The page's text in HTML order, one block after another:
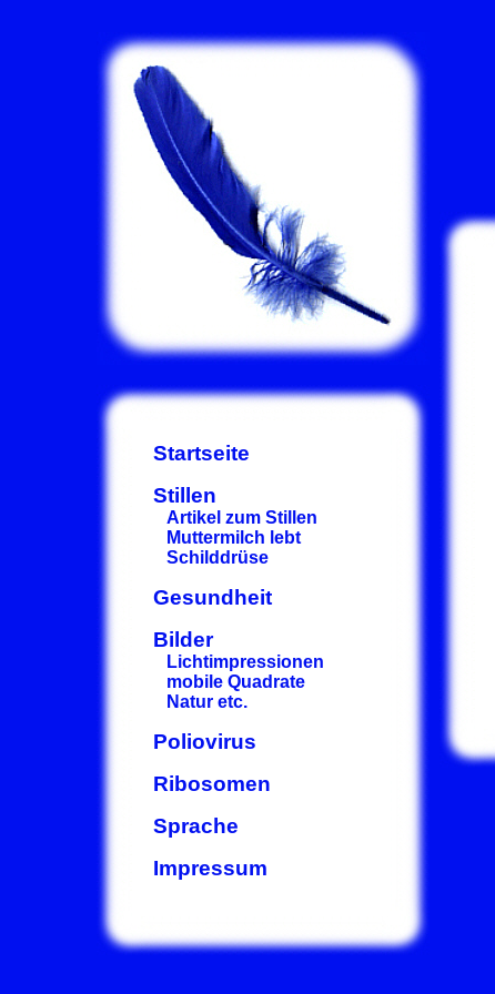
Startseite
Stillen
Artikel zum Stillen
Muttermilch lebt
Schilddrüse
Gesundheit
Bilder
Lichtimpressionen
mobile Quadrate
Natur etc.
Poliovirus
Ribosomen
Sprache
Impressum